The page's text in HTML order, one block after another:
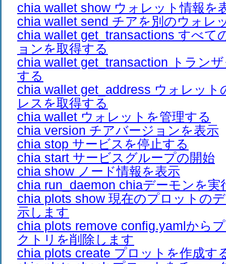
chia wallet show ウォレット情報を
chia wallet send チアを別のウォレ
chia wallet get_transactions すべて
ョンを取得する
chia wallet get_transaction トラン
する
chia wallet get_address ウォレット
レスを取得する
chia wallet ウォレットを管理する
chia version チアバージョンを表示
chia stop サービスを停止する
chia start サービスグループの開始
chia show ノード情報を表示
chia run_daemon chiaデーモンを実
chia plots show 現在のプロットの
示します
chia plots remove config.yamlから
クトリを削除します
chia plots create プロットを作成す